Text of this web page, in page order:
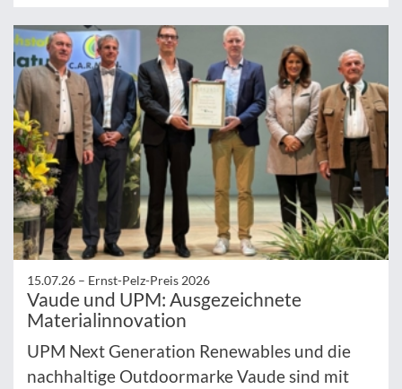
15.07.26 – Ernst-Pelz-Preis 2026
Vaude und UPM: Ausgezeichnete
Materialinnovation
UPM Next Generation Renewables und die
nachhaltige Outdoormarke Vaude sind mit